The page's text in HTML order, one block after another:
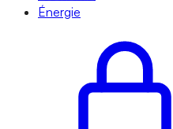
Énergie